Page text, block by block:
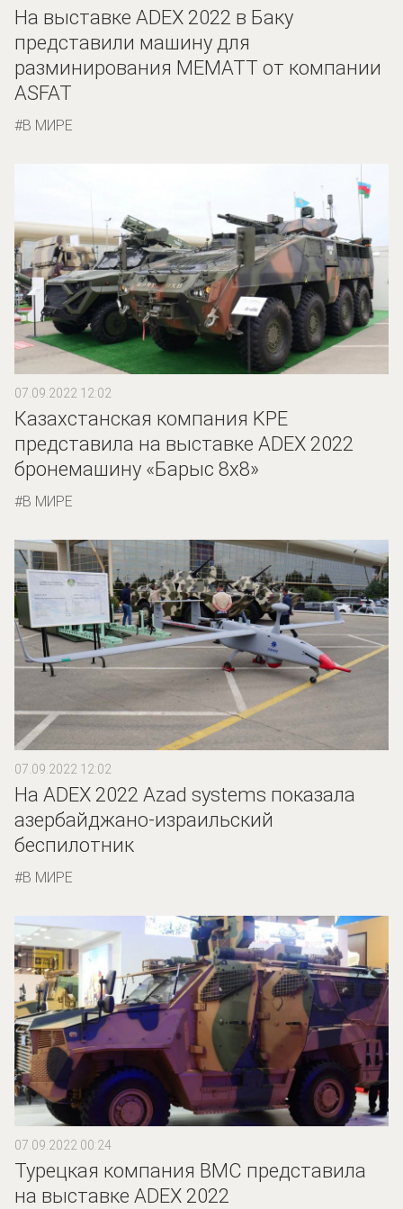
На выставке ADEX 2022 в Баку
представили машину для
разминирования MEMATT от компании
ASFAT
В МИРЕ
07.09.2022 12:02
Казахстанская компания KPE
представила на выставке ADEX 2022
бронемашину «Барыс 8х8»
В МИРЕ
07.09.2022 12:02
На ADEX 2022 Azad systems показала
азербайджано-израильский
беспилотник
В МИРЕ
07.09.2022 00:24
Турецкая компания BMC представила
на выставке ADEX 2022